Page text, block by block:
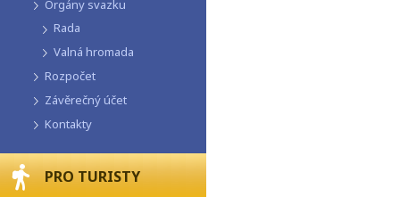
Orgány svazku
Rada
Valná hromada
Rozpočet
Závěrečný účet
Kontakty
PRO TURISTY